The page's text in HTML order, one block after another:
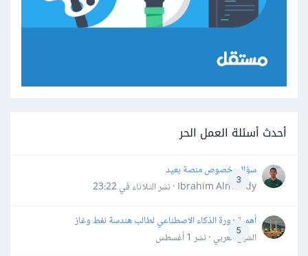
أحدث أسئلة العمل الحر
3
سؤال بخصوص منصة بعيد
Ibrahim Almahdy · نشر
الثلاثاء في 23:22
5
أهمية دورة الذكاء الاصطناعي لطالب هندسة نفط وغاز
الشيخ العربي · نشر 1 أغسطس